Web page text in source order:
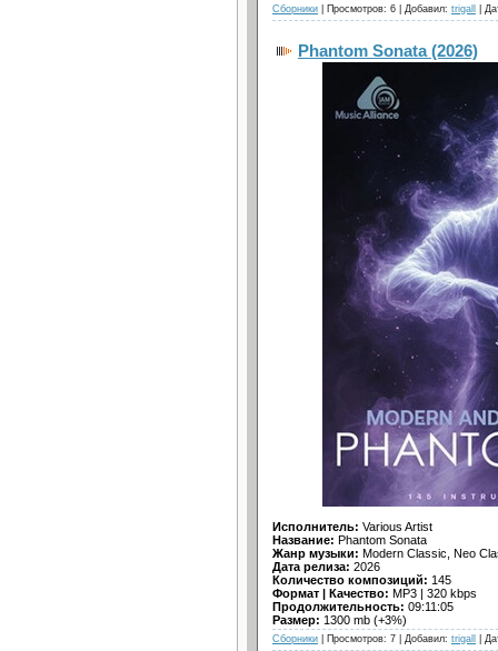
Сборники | Просмотров: 6 | Добавил: trigall |
Phantom Sonata (2026)
Исполнитель: Various Artist
Название: Phantom Sonata
Жанр музыки: Modern Classic, Neo
Дата релиза: 2026
Количество композиций: 145
Формат | Качество: MP3 | 320 kbps
Продолжительность: 09:11:05
Размер: 1300 mb (+3%)
Сборники | Просмотров: 7 | Добавил: trigall |